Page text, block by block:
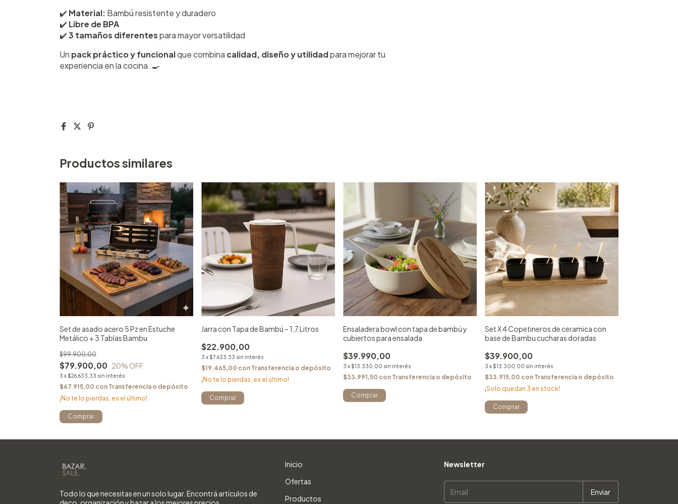
✔️ Material: Bambú resistente y duradero
✔️ Libre de BPA
✔️3 tamaños diferentespara mayor versatilidad
Un pack práctico y funcionalque combina calidad, diseño y utilidadpara mejorar tu
experiencia en la cocina. 🍳
Productos similares
Set de asado acero 5 Pz en Estuche
Metálico + 3 Tablas Bambu
$79.900,00
$99.900,00
20% OFF
3 x $26.633,33 sin interés
$67.915,00 con Transferencia o depósito
¡No te lo pierdas, es el último!
Jarra con Tapa de Bambú – 1,7 Litros
$22.900,00
3 x $7.633,33 sin interés
$19.465,00 con Transferencia o depósito
¡No te lo pierdas, es el último!
Comprar
Ensaladera bowl con tapa de bambú y
cubiertos para ensalada
$39.990,00
3 x $13.330,00 sin interés
$33.991,50 con Transferencia o depósito
Set X 4 Copetineros de ceramica con
base de Bambu cucharas doradas
$39.900,00
3 x $13.300,00 sin interés
$33.915,00 con Transferencia o depósito
¡Solo quedan 3 en stock!
Todo lo que necesitas en un solo lugar. Encontrá artículos de
Inicio
Ofertas
Productos
Newsletter